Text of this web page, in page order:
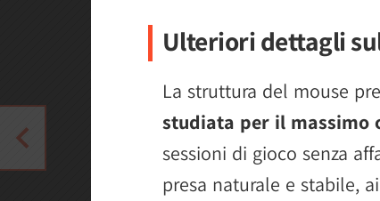
Ulteriori dettagli
La struttura del mouse
studiata per il massimo
sessioni di gioco senza
presa naturale e stabile,